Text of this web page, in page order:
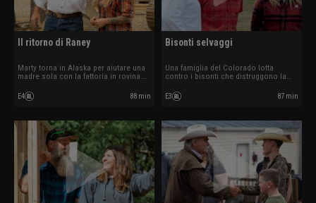
Il ritorno di Raney
Marty torna in Alaska per aiutare una
madre sola con la fattoria in rovina.
vicini, deve agire in fretta per salvare
tutto.
E4 88 min
Bisonti selvaggi
Una famiglia del Colorado lotta
contro i bisonti che distruggono la
caos e creare un percorso verso
l’autosufficienza.
E3 87 min